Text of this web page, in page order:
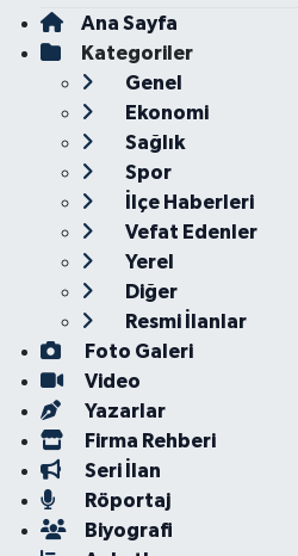
Ana Sayfa
Kategoriler
Genel
Ekonomi
Sağlık
Spor
İlçe Haberleri
Vefat Edenler
Yerel
Diğer
Resmi İlanlar
Foto Galeri
Video
Yazarlar
Firma Rehberi
Seri İlan
Röportaj
Biyografi